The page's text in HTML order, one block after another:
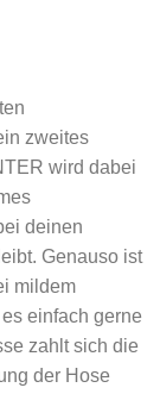
zweites
wird dabei
deinen
Genauso ist
mildem
einfach gerne
zahlt sich die
der Hose